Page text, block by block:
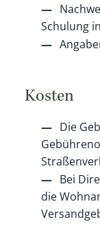
Schulung
Kosten
Die
Bei
die